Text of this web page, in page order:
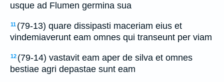
usque ad Flumen germina sua
11 (79-13) quare dissipasti maceriam eius et
vindemiaverunt eam omnes qui transeunt per viam
12 (79-14) vastavit eam aper de silva et omnes
bestiae agri depastae sunt eam